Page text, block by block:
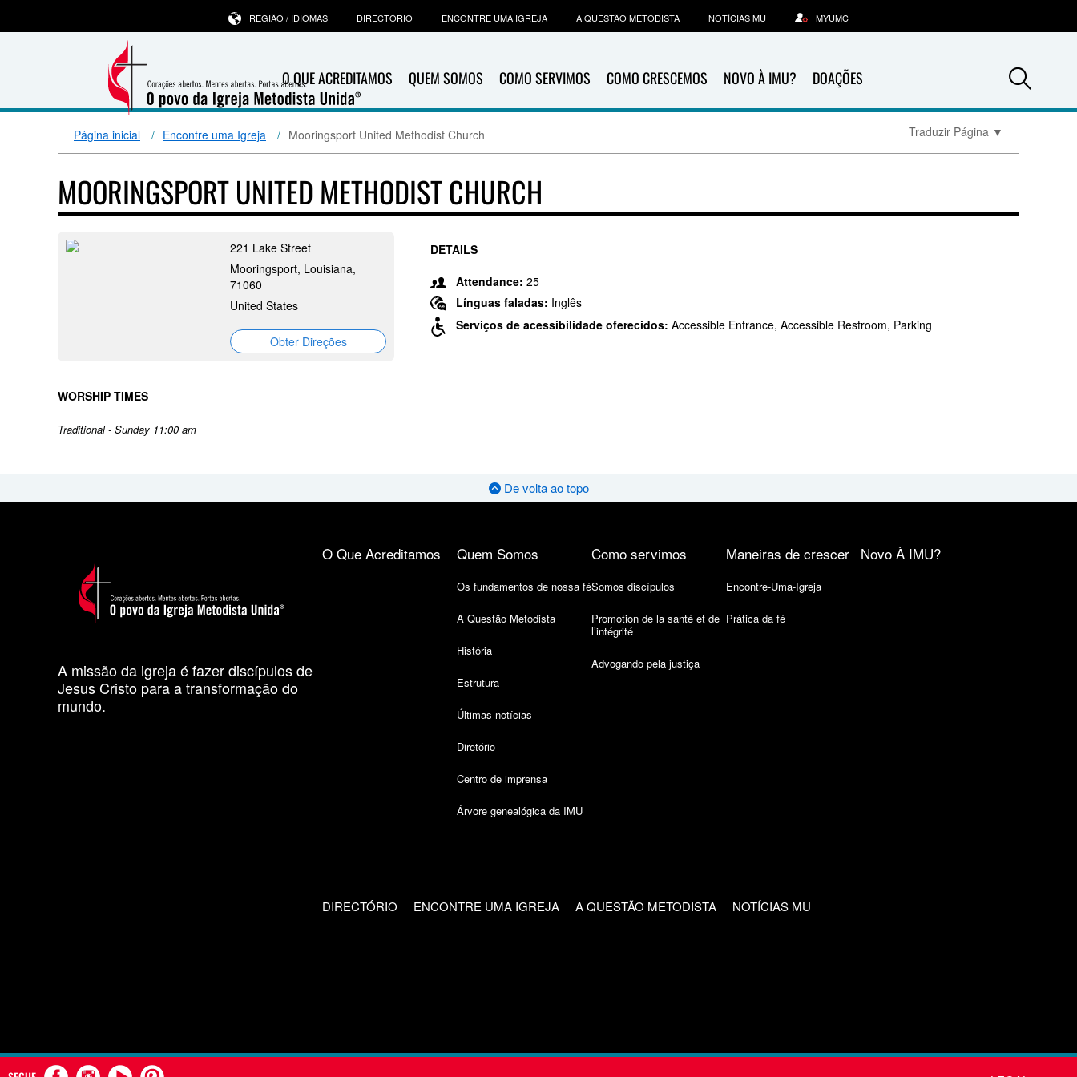
O QUE ACREDITAMOS QUEM SOMOS COMO SERVIMOS COMO CRESCEMOS NOVO À IMU? DOAÇÕES
REGIÃO / IDIOMAS DIRECTÓRIO ENCONTRE UMA IGREJA A QUESTÃO METODISTA NOTÍCIAS MU MYUMC
Página inicial Encontre uma Igreja Mooringsport United Methodist Church Traduzir Página ▼
MOORINGSPORT UNITED METHODIST CHURCH
221 Lake Street
Mooringsport, Louisiana,
71060
United States
Obter Direções
WORSHIP TIMES
Traditional - Sunday 11:00 am
DETAILS
Attendance: 25
Línguas faladas: Inglês
Serviços de acessibilidade oferecidos: Accessible Entrance, Accessible Restroom, Parking
De volta ao topo
A missão da igreja é fazer discípulos de
Jesus Cristo para a transformação do
mundo.
O Que Acreditamos Quem Somos
Os fundamentos de nossa fé
A Questão Metodista
História
Estrutura
Últimas notícias
Diretório
Centro de imprensa
Árvore genealógica da IMU
Como servimos
Somos discípulos
Promotion de la santé et de
l’intégrité
Advogando pela justiça
Maneiras de crescer
Encontre-Uma-Igreja
Prática da fé
Novo À IMU?
DIRECTÓRIO ENCONTRE UMA IGREJA A QUESTÃO METODISTA NOTÍCIAS MU